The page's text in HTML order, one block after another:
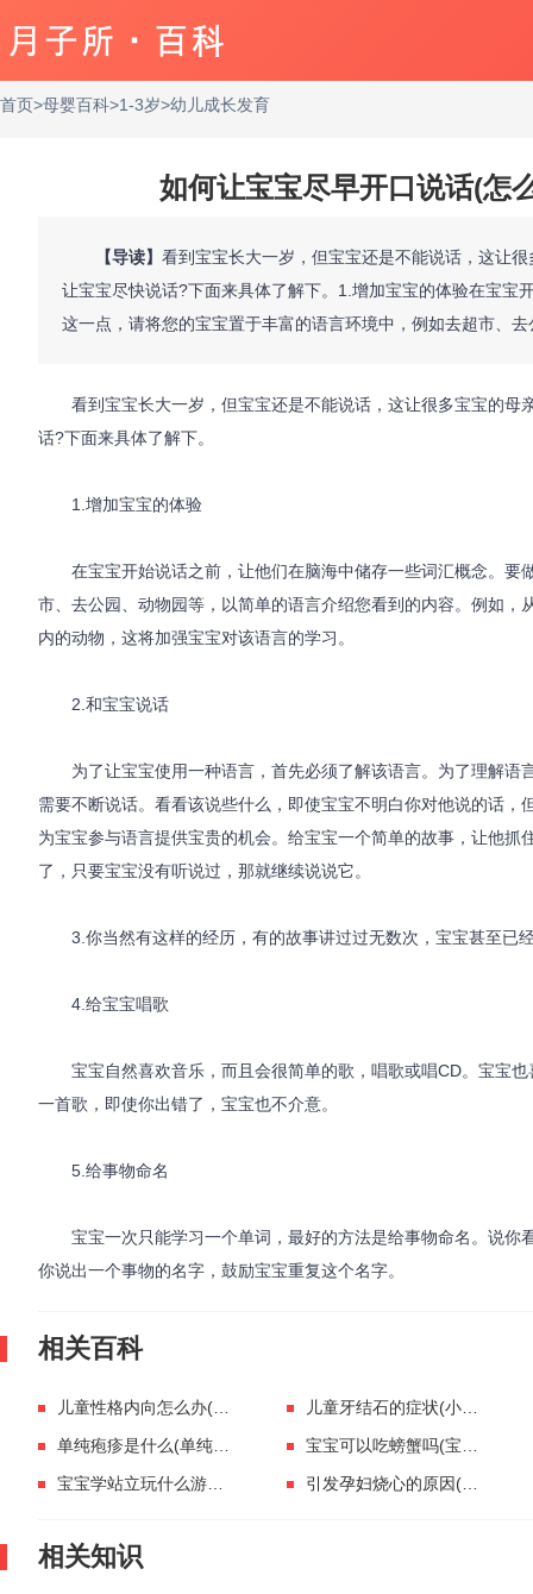
首页>母婴百科>1-3岁>幼儿成长发育
如何让宝宝尽早开口说话(怎
【导读】 看到宝宝长大一岁，但宝宝还是不能说话，这让
让宝宝尽快说话?下面来具体了解下。1.增加宝宝的体验在宝宝
这一点，请将您的宝宝置于丰富的语言环境中，例如去超市、
看到宝宝长大一岁，但宝宝还是不能说话，这让很多宝宝的母
话?下面来具体了解下。
1.增加宝宝的体验
在宝宝开始说话之前，让他们在脑海中储存一些词汇概念。要
市、去公园、动物园等，以简单的语言介绍您看到的内容。例如
内的动物，这将加强宝宝对该语言的学习。
2.和宝宝说话
为了让宝宝使用一种语言，首先必须了解该语言。为了理解语
需要不断说话。看看该说些什么，即使宝宝不明白你对他说的话
为宝宝参与语言提供宝贵的机会。给宝宝一个简单的故事，让他
了，只要宝宝没有听说过，那就继续说说它。
3.你当然有这样的经历，有的故事讲过过无数次，宝宝甚至已
4.给宝宝唱歌
宝宝自然喜欢音乐，而且会很简单的歌，唱歌或唱CD。宝宝也
一首歌，即使你出错了，宝宝也不介意。
5.给事物命名
宝宝一次只能学习一个单词，最好的方法是给事物命名。说你
你说出一个事物的名字，鼓励宝宝重复这个名字。
相关百科
儿童性格内向怎么办(小孩性格比较内向怎么办)
儿童牙结石的症状(小孩牙结石的症状)
单纯疱疹是什么(单纯疱疹是什么病)
宝宝可以吃螃蟹吗(宝宝能不能吃螃蟹呢)
宝宝学站立玩什么游戏(婴幼儿站立的游戏)
引发孕妇烧心的原因(什么原因会引起孕妇烧心)
相关知识